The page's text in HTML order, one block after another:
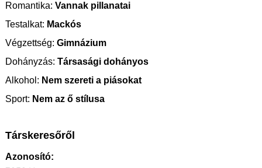
Romantika: Vannak pillanatai
Testalkat: Mackós
Végzettség: Gimnázium
Dohányzás: Társasági dohányos
Alkohol: Nem szereti a piásokat
Sport: Nem az ő stílusa
Társkeresőről
Azonosító: